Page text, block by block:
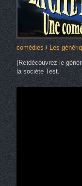
comédies/Les
(Re)découvrez le
la société Test.